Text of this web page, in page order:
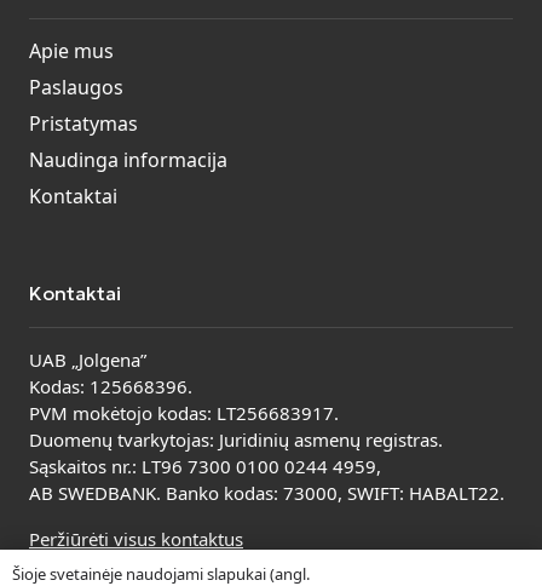
Apie mus
Paslaugos
Pristatymas
Naudinga informacija
Kontaktai
Kontaktai
UAB „Jolgena”
Kodas: 125668396.
PVM mokėtojo kodas: LT256683917.
Duomenų tvarkytojas: Juridinių asmenų registras.
Sąskaitos nr.: LT96 7300 0100 0244 4959,
AB SWEDBANK. Banko kodas: 73000, SWIFT: HABALT22.
Peržiūrėti visus kontaktus
Šioje svetainėje naudojami slapukai (angl.